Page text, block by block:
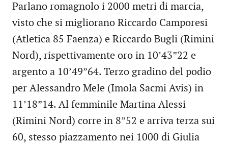
Parlano romagnolo i 2000 metri di marcia,
visto che si migliorano Riccardo Camporesi
(Atletica 85 Faenza) e Riccardo Bugli (Rimini
Nord), rispettivamente oro in 10’43”22 e
argento a 10’49”64. Terzo gradino del podio
per Alessandro Mele (Imola Sacmi Avis) in
11’18”14. Al femminile Martina Alessi
(Rimini Nord) corre in 8”52 e arriva terza sui
60, stesso piazzamento nei 1000 di Giulia